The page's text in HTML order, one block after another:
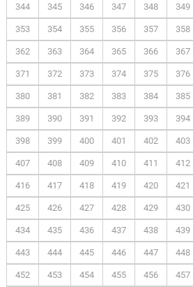
344 345 346 347 348 349
353 354 355 356 357 358
362 363 364 365 366 367
371 372 373 374 375 376
380 381 382 383 384 385
389 390 391 392 393 394
398 399 400 401 402 403
407 408 409 410 411 412
416 417 418 419 420 421
425 426 427 428 429 430
434 435 436 437 438 439
443 444 445 446 447 448
452 453 454 455 456 457